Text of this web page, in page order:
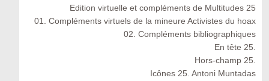
Edition virtuelle et compléments de Multitudes 25
01. Compléments virtuels de la mineure Activistes du hoax
02. Compléments bibliographiques
En tête 25.
Hors-champ 25.
Icônes 25. Antoni Muntadas